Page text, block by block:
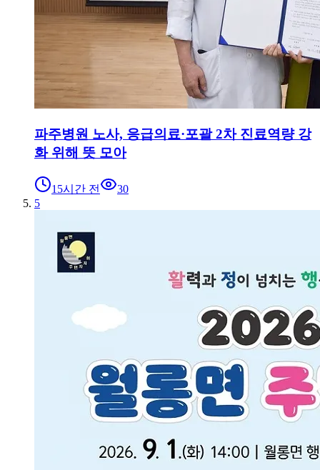
파주병원 노사, 응급의료·포괄 2차 진료역량 강
화 위해 뜻 모아
15시간 전
30
5